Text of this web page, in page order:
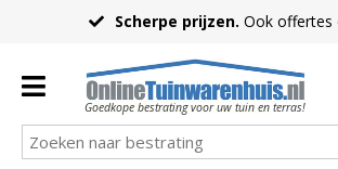
Scherpe prijzen. Ook offertes
Goedkope bestrating voor uw tuin en terras!